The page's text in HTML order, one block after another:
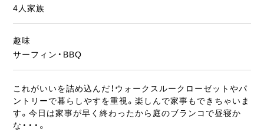
4人家族
趣味
サーフィン・BBQ
これがいいを詰め込んだ！ウォークスルークローゼットやパ
ントリーで暮らしやすを重視。楽しんで家事もできちゃいま
す。今日は家事が早く終わったから庭のブランコで昼寝か
な・・・。